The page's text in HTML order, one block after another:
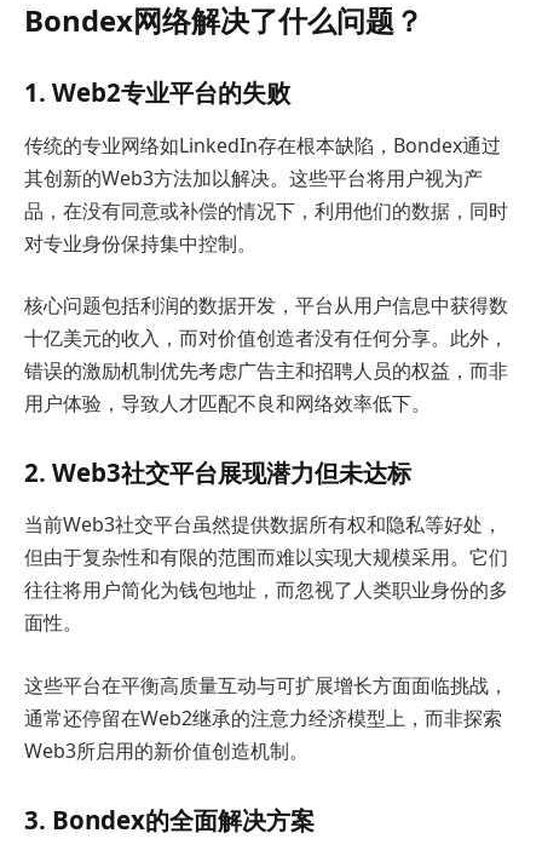
Bondex网络解决了什么问题？
1. Web2专业平台的失败
传统的专业网络如LinkedIn存在根本缺陷，Bondex通过
其创新的Web3方法加以解决。这些平台将用户视为产
品，在没有同意或补偿的情况下，利用他们的数据，同时
对专业身份保持集中控制。
核心问题包括利润的数据开发，平台从用户信息中获得数
十亿美元的收入，而对价值创造者没有任何分享。此外，
错误的激励机制优先考虑广告主和招聘人员的权益，而非
用户体验，导致人才匹配不良和网络效率低下。
2. Web3社交平台展现潜力但未达标
当前Web3社交平台虽然提供数据所有权和隐私等好处，
但由于复杂性和有限的范围而难以实现大规模采用。它们
往往将用户简化为钱包地址，而忽视了人类职业身份的多
面性。
这些平台在平衡高质量互动与可扩展增长方面面临挑战，
通常还停留在Web2继承的注意力经济模型上，而非探索
Web3所启用的新价值创造机制。
3. Bondex的全面解决方案